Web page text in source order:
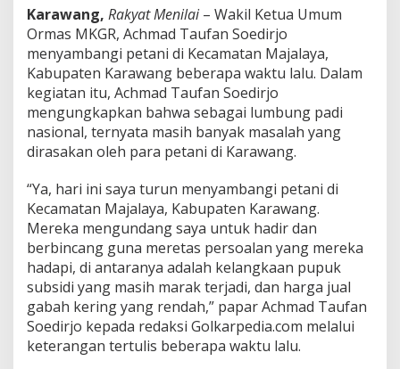
a
u
f
a
n
S
e
d
i
j
o
M
i
r
i
s
,
P
e
t
Karawang, Rakyat Menilai– Wakil Ketua Umum
Ormas MKGR, Achmad Taufan Soedirjo
menyambangi petani di Kecamatan Majalaya,
Kabupaten Karawang beberapa waktu lalu. Dalam
kegiatan itu, Achmad Taufan Soedirjo
mengungkapkan bahwa sebagai lumbung padi
nasional, ternyata masih banyak masalah yang
dirasakan oleh para petani di Karawang.
“Ya, hari ini saya turun menyambangi petani di
Kecamatan Majalaya, Kabupaten Karawang.
Mereka mengundang saya untuk hadir dan
berbincang guna meretas persoalan yang mereka
hadapi, di antaranya adalah kelangkaan pupuk
subsidi yang masih marak terjadi, dan harga jual
gabah kering yang rendah,” papar Achmad Taufan
Soedirjo kepada redaksi Golkarpedia.com melalui
keterangan tertulis beberapa waktu lalu.